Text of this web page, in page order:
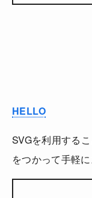
HELLO
SVGを利用する
をつかって手軽